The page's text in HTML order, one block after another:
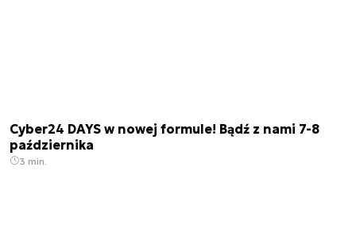
Cyber24 DAYS w nowej formule! Bądź z nami 7-8
października
3 min.